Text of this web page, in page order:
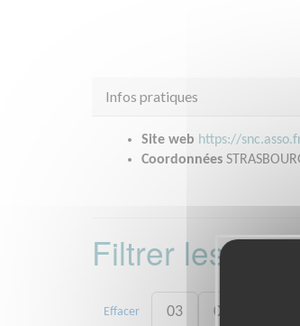
Infos pratiques
Site web https://
Coordonnées
Filtrer les
Effacer 03 08